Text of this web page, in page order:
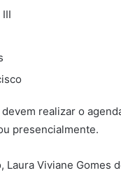
realizar o
presencialmente.
Laura Viviane Gomes